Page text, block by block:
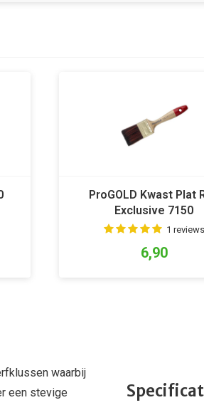
ProGOLD Kwast Plat
Exclusive 7150
1 reviews
6,90
waarbij
een stevige